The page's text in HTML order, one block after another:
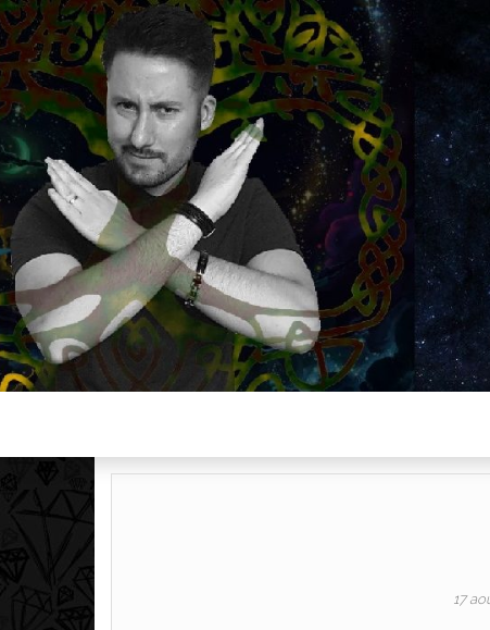
Plus de 2800 critiques de films
17